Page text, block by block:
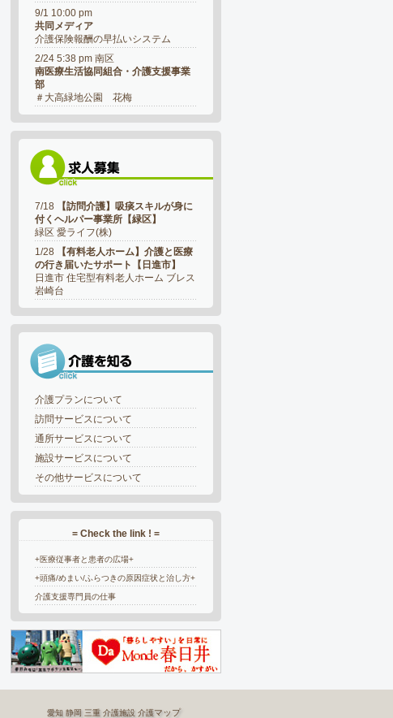
9/1 10:00 pm
共同メディア
介護保険報酬の早払いシステム
2/24 5:38 pm 南区
南医療生活協同組合・介護支援事業
部
＃大高緑地公園 花梅
7/18
【訪問介護】吸痰スキルが身に
付くヘルパー事業所【緑区】
緑区 愛ライフ(株)
1/28
【有料老人ホーム】介護と医療
の行き届いたサポート【日進市】
日進市 住宅型有料老人ホーム ブレス
岩崎台
介護プランについて
訪問サービスについて
通所サービスについて
施設サービスについて
その他サービスについて
= Check the link ! =
+医療従事者と患者の広場+
+頭痛/めまい/ふらつきの原因症状と治し方+
介護支援専門員の仕事
愛知 静岡 三重 介護施設 介護マップ